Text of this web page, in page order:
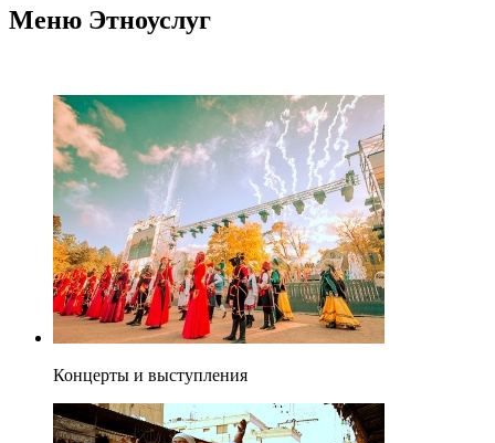
Меню Этноуслуг
Концерты и выступления